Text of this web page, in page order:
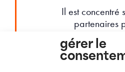
gérer le
Il est concentré
partenaires
participation au
court terme
Destination